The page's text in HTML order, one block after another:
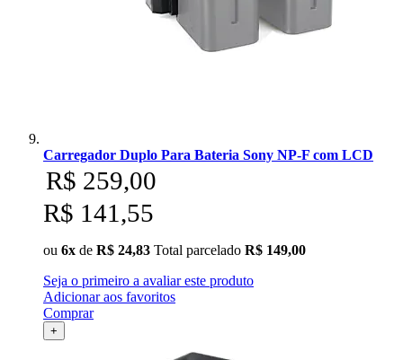
Carregador Duplo Para Bateria Sony NP-F com LCD
R$ 259,00
R$ 141,55
ou 6x de R$ 24,83 Total parcelado R$ 149,00
Seja o primeiro a avaliar este produto
Adicionar aos favoritos
Comprar
+